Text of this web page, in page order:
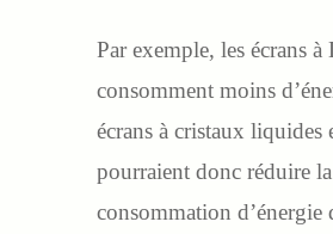
Par exemple, les écrans à
consomment moins
écrans à cristaux liquides
pourraient donc réduire la
consommation d’énergie